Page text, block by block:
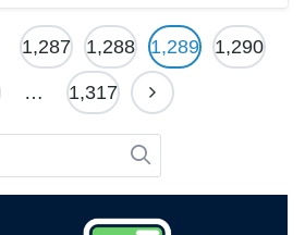
1,287 1,288 1,289 1,290
… 1,317